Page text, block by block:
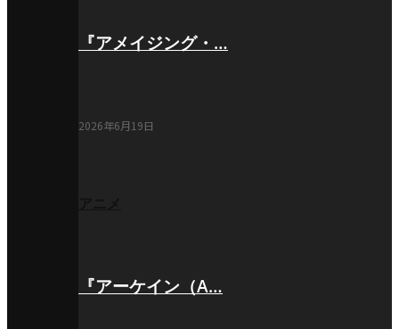
『アメイジング・…
2026年6月19日
『アーケイン（A…